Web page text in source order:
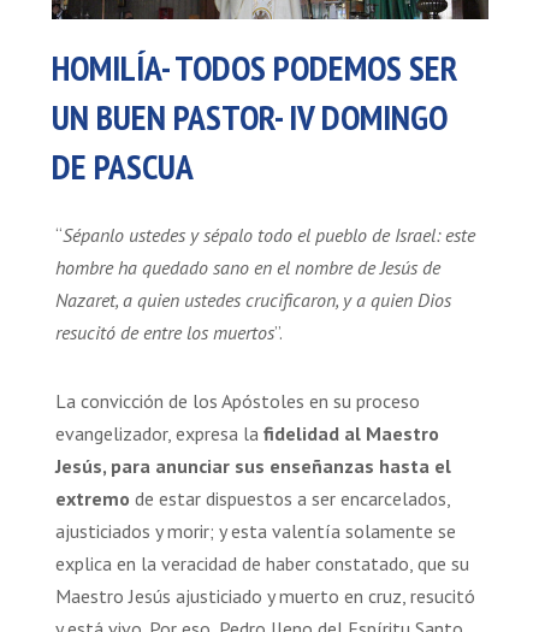
HOMILÍA- TODOS PODEMOS SER
UN BUEN PASTOR- IV DOMINGO
DE PASCUA
“Sépanlo ustedes y sépalo todo el pueblo de Israel: este
hombre ha quedado sano en el nombre de Jesús de
Nazaret, a quien ustedes crucificaron, y a quien Dios
resucitó de entre los muertos”.
La convicción de los Apóstoles en su proceso
evangelizador, expresa la fidelidad al Maestro
Jesús, para anunciar sus enseñanzas hasta el
extremo de estar dispuestos a ser encarcelados,
ajusticiados y morir; y esta valentía solamente se
explica en la veracidad de haber constatado, que su
Maestro Jesús ajusticiado y muerto en cruz, resucitó